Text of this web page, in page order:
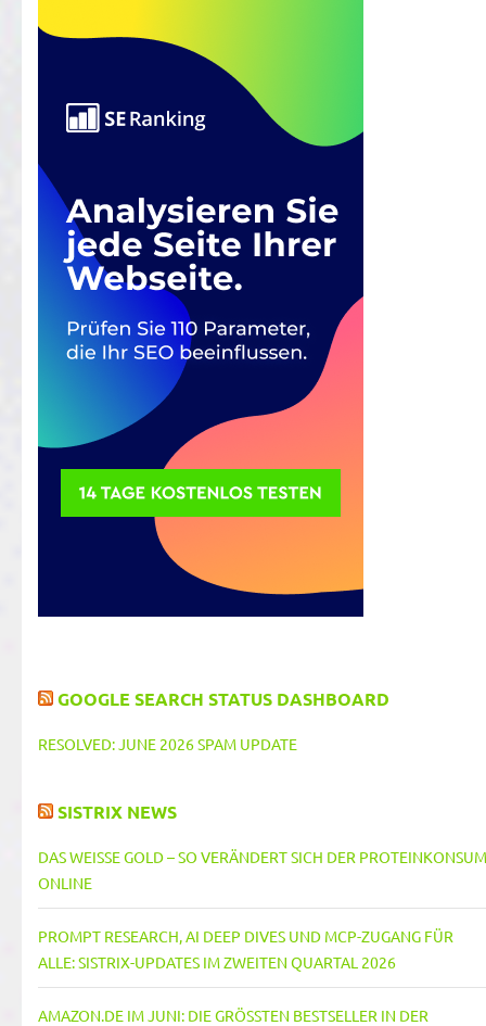
GOOGLE SEARCH STATUS DASHBOARD
RESOLVED: JUNE 2026 SPAM UPDATE
SISTRIX NEWS
DAS WEISSE GOLD – SO VERÄNDERT SICH DER PROTEINKONSUM O
NLINE
PROMPT RESEARCH, AI DEEP DIVES UND MCP-ZUGANG FÜR
ALLE: SISTRIX-UPDATES IM ZWEITEN QUARTAL 2026
AMAZON.DE IM JUNI: DIE GRÖSSTEN BESTSELLER IN DER H